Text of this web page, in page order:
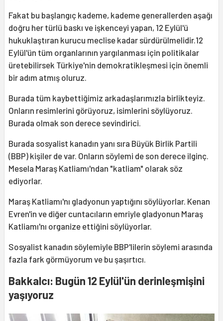
Fakat bu başlangıç kademe, kademe generallerden aşağı
doğru her türlü baskı ve işkenceyi yapan, 12 Eylül'ü
hukuklaştıran kurucu meclise kadar sürdürülmelidir.12
Eylül'ün tüm organlarının yargılanması için politikalar
üretebilirsek Türkiye'nin demokratikleşmesi için önemli
bir adım atmış oluruz.
Burada tüm kaybettiğimiz arkadaşlarımızla birlikteyiz.
Onların resimlerini görüyoruz, isimlerini söylüyoruz.
Burada olmak son derece sevindirici.
Burada sosyalist kanadın yanı sıra Büyük Birlik Partili
(BBP) kişiler de var. Onların söylemi de son derece ilginç.
Mesela Maraş Katliamı'ndan "katliam" olarak söz
ediyorlar.
Maraş Katliamı'nı gladyonun yaptığını söylüyorlar. Kenan
Evren'in ve diğer cuntacıların emriyle gladyonun Maraş
Katliamı'nı organize ettiğini söylüyorlar.
Sosyalist kanadın söylemiyle BBP'lilerin söylemi arasında
fazla fark görmüyorum ve bu şaşırtıcı.
Bakkalcı: Bugün 12 Eylül'ün derinleşmişini
yaşıyoruz